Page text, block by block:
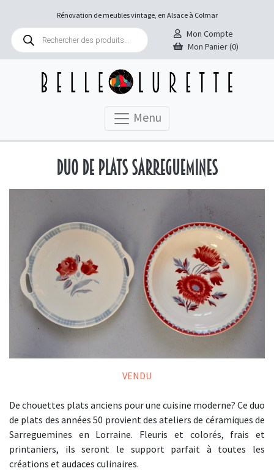
Rénovation de meubles vintage, en Alsace à Colmar
Recherche
produits
Mon Compte
Mon Panier (0)
Menu
Duo de plats Sarreguemines
VENDU
De chouettes plats anciens pour une cuisine moderne? Ce duo
de plats des années 50 provient des ateliers de céramiques de
Sarreguemines en Lorraine. Fleuris et colorés, frais et
printaniers, ils seront le support parfait à toutes les
créations et audaces culinaires.